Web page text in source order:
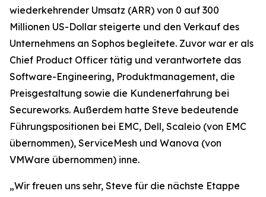
wiederkehrender Umsatz (ARR) von 0 auf 300
Millionen US-Dollar steigerte und den Verkauf des
Unternehmens an Sophos begleitete. Zuvor war er als
Chief Product Officer tätig und verantwortete das
Software-Engineering, Produktmanagement, die
Preisgestaltung sowie die Kundenerfahrung bei
Secureworks. Außerdem hatte Steve bedeutende
Führungspositionen bei EMC, Dell, Scaleio (von EMC
übernommen), ServiceMesh und Wanova (von
VMWare übernommen) inne.
„Wir freuen uns sehr, Steve für die nächste Etappe